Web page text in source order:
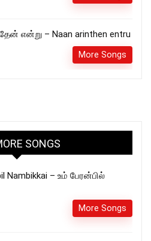
என்று – Naan arinthen entru
More Songs
SONGS
Nambikkai – உம் பேரன்பில்
More Songs